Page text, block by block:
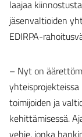
laajaa
jäsenvaltioiden
EDIRPA-
– Nyt on
toimijoiden ja
kehittämisessä.